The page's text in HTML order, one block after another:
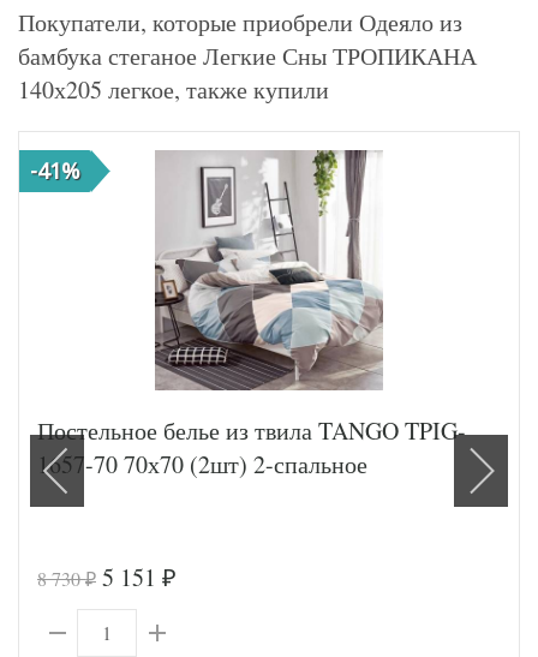
Покупатели, которые приобрели Одеяло из
бамбука стеганое Легкие Сны ТРОПИКАНА
140х205 легкое, также купили
-41%
Постельное белье из твила TANGO TPIG-
1657-70 70х70 (2шт) 2-спальное
8 730₽ 5 151 ₽